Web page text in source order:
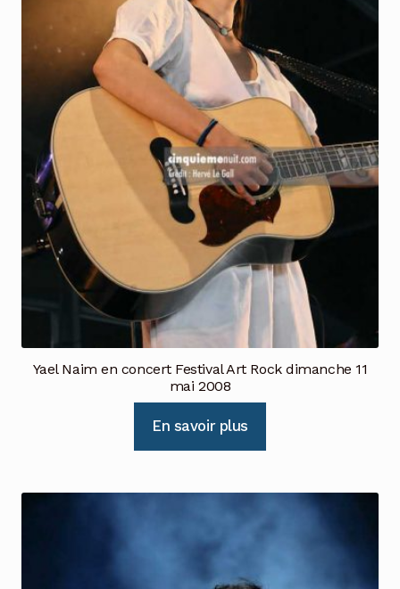
Yael Naim en concert Festival Art Rock dimanche 11
mai 2008
En savoir plus